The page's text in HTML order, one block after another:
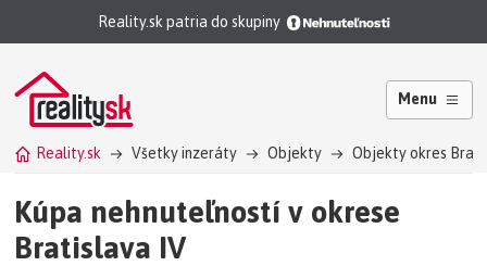
Reality.sk patria do skupiny
Menu
Reality.sk Všetky inzeráty Objekty Objekty okres
Kúpa nehnuteľností v okrese
Bratislava IV